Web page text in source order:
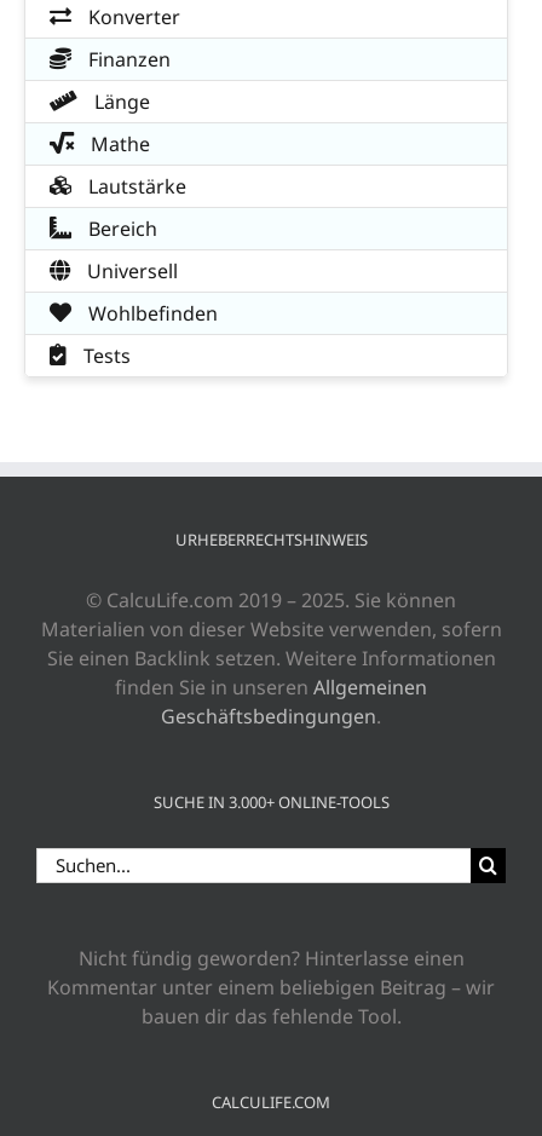
Konverter
Finanzen
Länge
Mathe
Lautstärke
Bereich
Universell
Wohlbefinden
Tests
URHEBERRECHTSHINWEIS
© CalcuLife.com 2019 – 2025. Sie können
Materialien von dieser Website verwenden, sofern
Sie einen Backlink setzen. Weitere Informationen
finden Sie in unseren Allgemeinen
Geschäftsbedingungen.
SUCHE IN 3.000+ ONLINE-TOOLS
Suche
nach:
Nicht fündig geworden? Hinterlasse einen
Kommentar unter einem beliebigen Beitrag – wir
bauen dir das fehlende Tool.
CALCULIFE.COM